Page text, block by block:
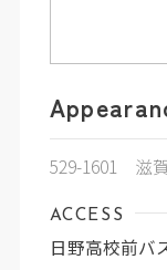
529-1601 滋
ACCESS
日野高校前バ